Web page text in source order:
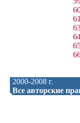
2000-2008 г.
Все авторские